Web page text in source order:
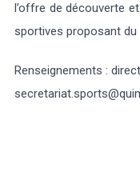
l’offre de découverte
sportives proposant du
Renseignements :